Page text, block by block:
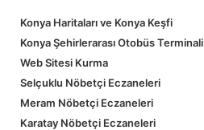
Konya Haritaları ve Konya Keşfi
Konya Şehirlerarası Otobüs Terminali
Web Sitesi Kurma
Selçuklu Nöbetçi Eczaneleri
Meram Nöbetçi Eczaneleri
Karatay Nöbetçi Eczaneleri